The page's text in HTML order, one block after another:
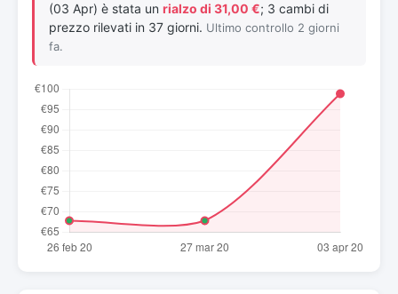
(03 Apr) è stata un rialzo di 31,00 €; 3 cambi di
prezzo rilevati in 37 giorni. Ultimo controllo 2 giorni
fa.